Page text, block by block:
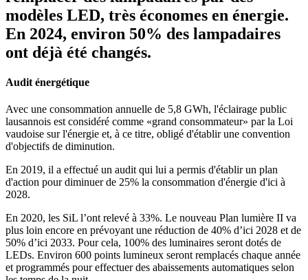
modèles LED, très économes en énergie.
En 2024, environ 50% des lampadaires
ont déjà été changés.
Audit énergétique
Avec une consommation annuelle de 5,8 GWh, l'éclairage public
lausannois est considéré comme «grand consommateur» par la Loi
vaudoise sur l'énergie et, à ce titre, obligé d'établir une convention
d'objectifs de diminution.
En 2019, il a effectué un audit qui lui a permis d'établir un plan
d'action pour diminuer de 25% la consommation d'énergie d'ici à
2028.
En 2020, les SiL l’ont relevé à 33%. Le nouveau Plan lumière II va
plus loin encore en prévoyant une réduction de 40% d’ici 2028 et de
50% d’ici 2033. Pour cela, 100% des luminaires seront dotés de
LEDs. Environ 600 points lumineux seront remplacés chaque année
et programmés pour effectuer des abaissements automatiques selon